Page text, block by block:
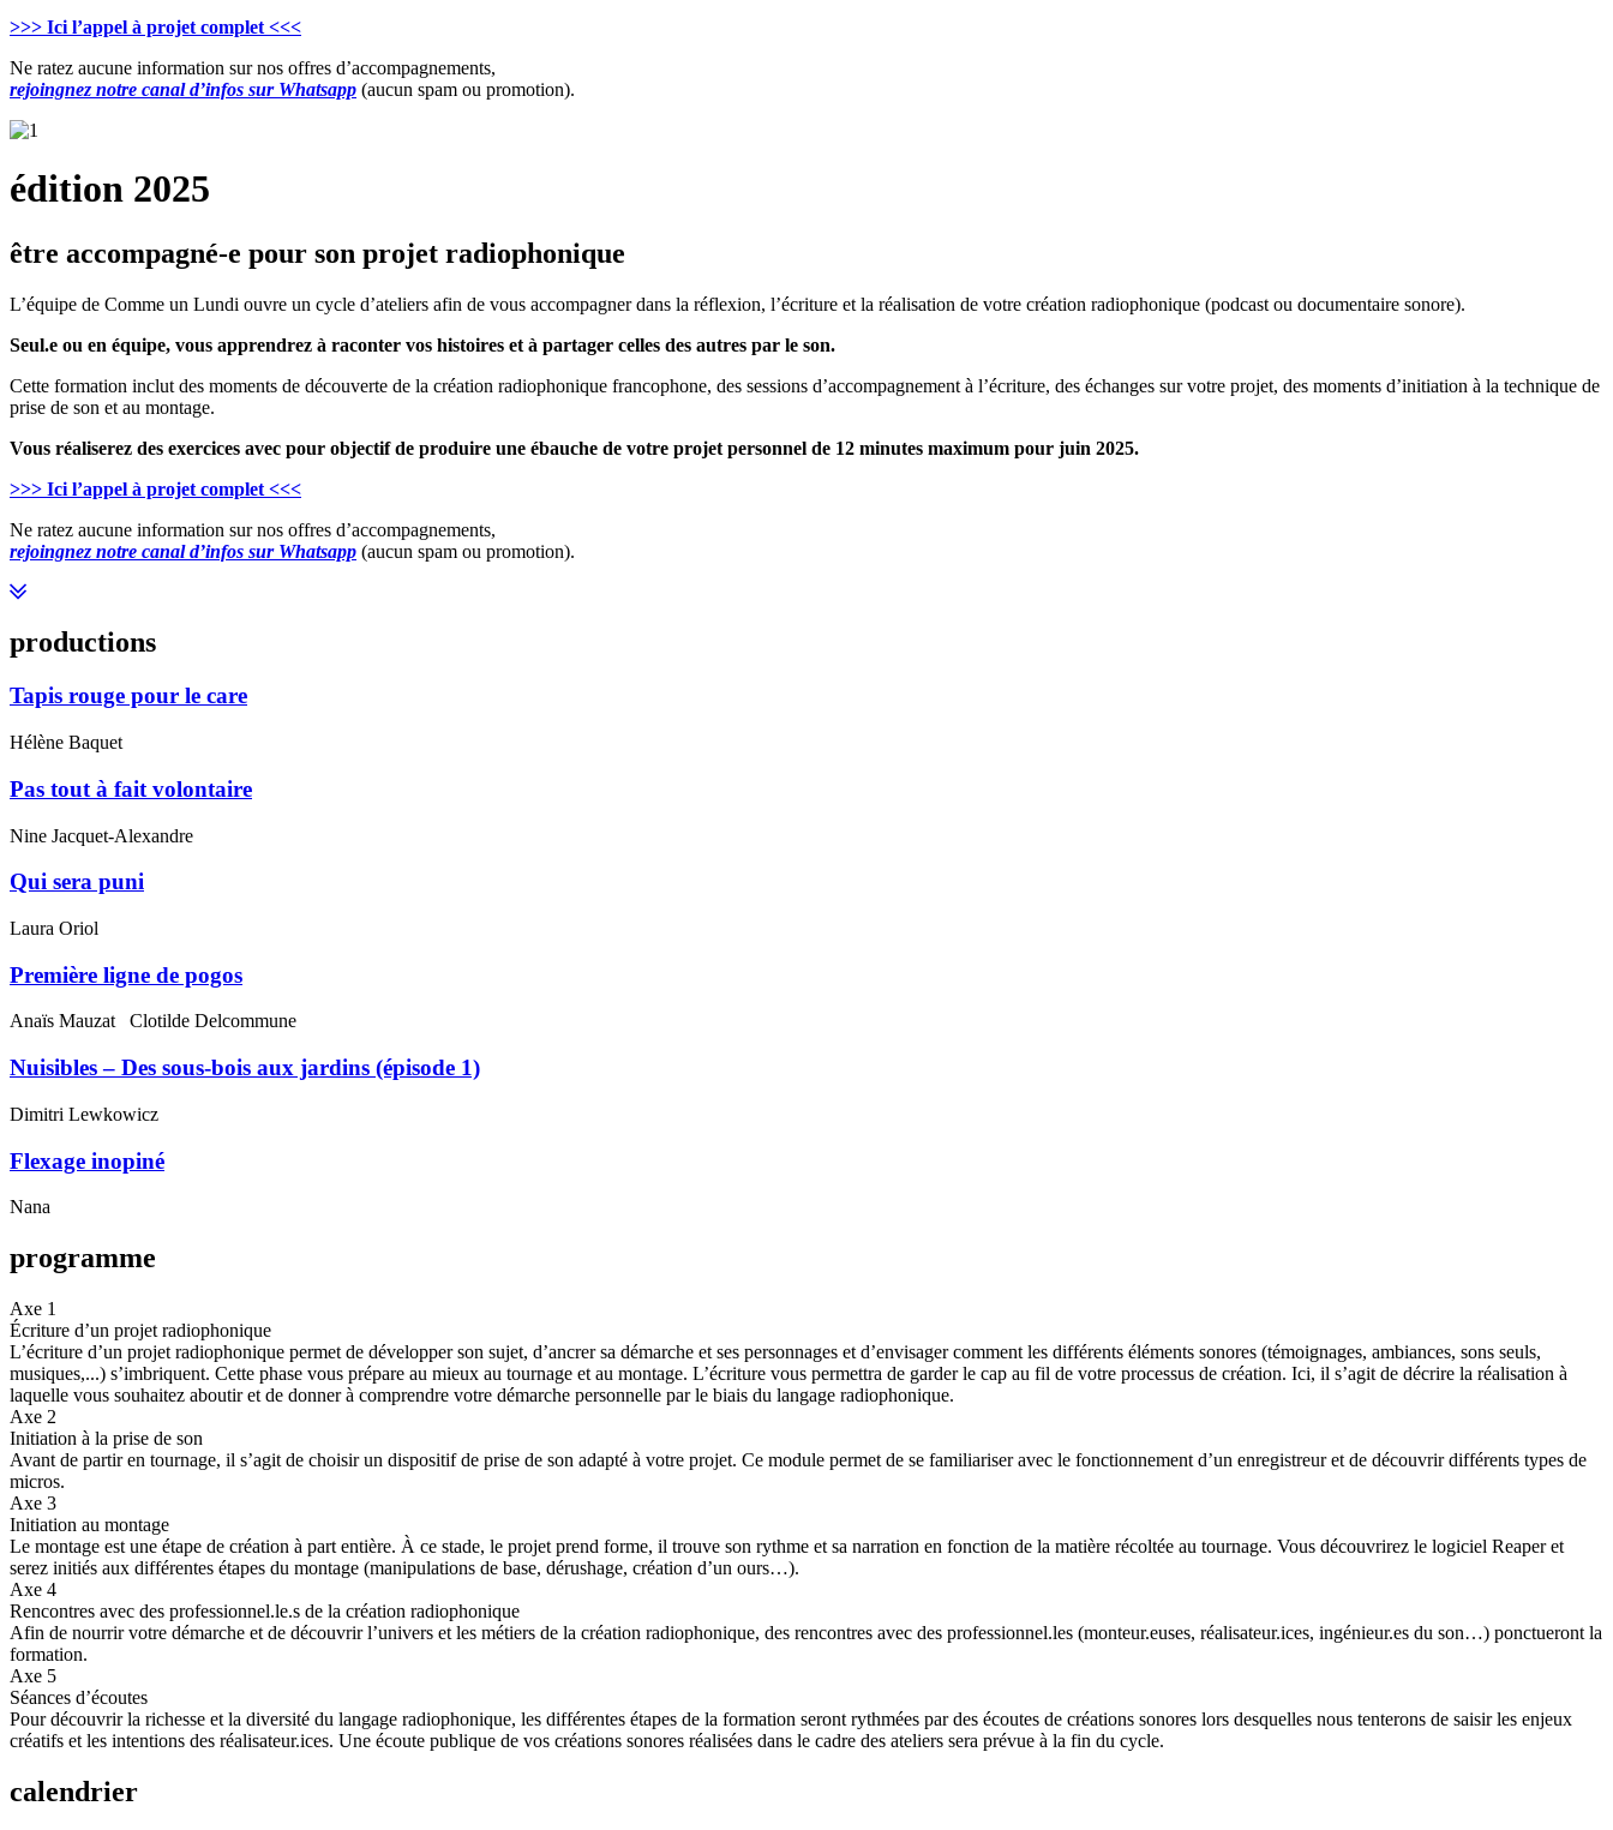
>>> Ici l’appel à projet complet <<<
Ne ratez aucune information sur nos offres d’accompagnements,
rejoingnez notre canal d’infos sur Whatsapp (aucun spam ou promotion).
édition 2025
être accompagné-e pour son projet radiophonique
L’équipe de Comme un Lundi ouvre un cycle d’ateliers afin de vous accompagner dans la réflexion, l’écriture et la réalisation de votre création radiophonique (podcast ou documentaire sonore).
Seul.e ou en équipe, vous apprendrez à raconter vos histoires et à partager celles des autres par le son.
Cette formation inclut des moments de découverte de la création radiophonique francophone, des sessions d’accompagnement à l’écriture, des échanges sur votre projet, des moments d’initiation à la technique de
prise de son et au montage.
Vous réaliserez des exercices avec pour objectif de produire une ébauche de votre projet personnel de 12 minutes maximum pour juin 2025.
>>> Ici l’appel à projet complet <<<
Ne ratez aucune information sur nos offres d’accompagnements,
rejoingnez notre canal d’infos sur Whatsapp (aucun spam ou promotion).
productions
Tapis rouge pour le care
Hélène Baquet
Pas tout à fait volontaire
Nine Jacquet-Alexandre
Qui sera puni
Laura Oriol
Première ligne de pogos
Anaïs Mauzat Clotilde Delcommune
Nuisibles – Des sous-bois aux jardins (épisode 1)
Dimitri Lewkowicz
Flexage inopiné
Nana
programme
Axe 1
Écriture d’un projet radiophonique
L’écriture d’un projet radiophonique permet de développer son sujet, d’ancrer sa démarche et ses personnages et d’envisager comment les différents éléments sonores (témoignages, ambiances, sons seuls,
musiques,...) s’imbriquent. Cette phase vous prépare au mieux au tournage et au montage. L’écriture vous permettra de garder le cap au fil de votre processus de création. Ici, il s’agit de décrire la réalisation à
laquelle vous souhaitez aboutir et de donner à comprendre votre démarche personnelle par le biais du langage radiophonique.
Axe 2
Initiation à la prise de son
Avant de partir en tournage, il s’agit de choisir un dispositif de prise de son adapté à votre projet. Ce module permet de se familiariser avec le fonctionnement d’un enregistreur et de découvrir différents types de
micros.
Axe 3
Initiation au montage
Le montage est une étape de création à part entière. À ce stade, le projet prend forme, il trouve son rythme et sa narration en fonction de la matière récoltée au tournage. Vous découvrirez le logiciel Reaper et
serez initiés aux différentes étapes du montage (manipulations de base, dérushage, création d’un ours…).
Axe 4
Rencontres avec des professionnel.le.s de la création radiophonique
Afin de nourrir votre démarche et de découvrir l’univers et les métiers de la création radiophonique, des rencontres avec des professionnel.les (monteur.euses, réalisateur.ices, ingénieur.es du son…) ponctueront la
formation.
Axe 5
Séances d’écoutes
Pour découvrir la richesse et la diversité du langage radiophonique, les différentes étapes de la formation seront rythmées par des écoutes de créations sonores lors desquelles nous tenterons de saisir les enjeux
créatifs et les intentions des réalisateur.ices. Une écoute publique de vos créations sonores réalisées dans le cadre des ateliers sera prévue à la fin du cycle.
calendrier